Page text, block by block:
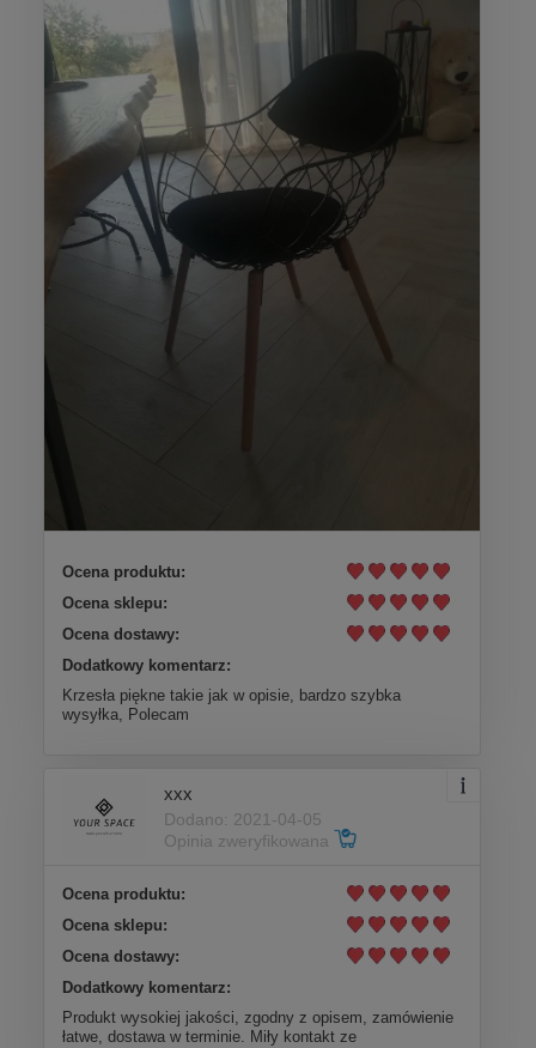
Ocena produktu:
Ocena sklepu:
Ocena dostawy:
Dodatkowy komentarz:
Krzesła piękne takie jak w opisie, bardzo szybka
wysyłka, Polecam
xxx
Dodano: 2021-04-05
Opinia zweryfikowana
Ocena produktu:
Ocena sklepu:
Ocena dostawy:
Dodatkowy komentarz:
Produkt wysokiej jakości, zgodny z opisem, zamówienie
łatwe, dostawa w terminie. Miły kontakt ze